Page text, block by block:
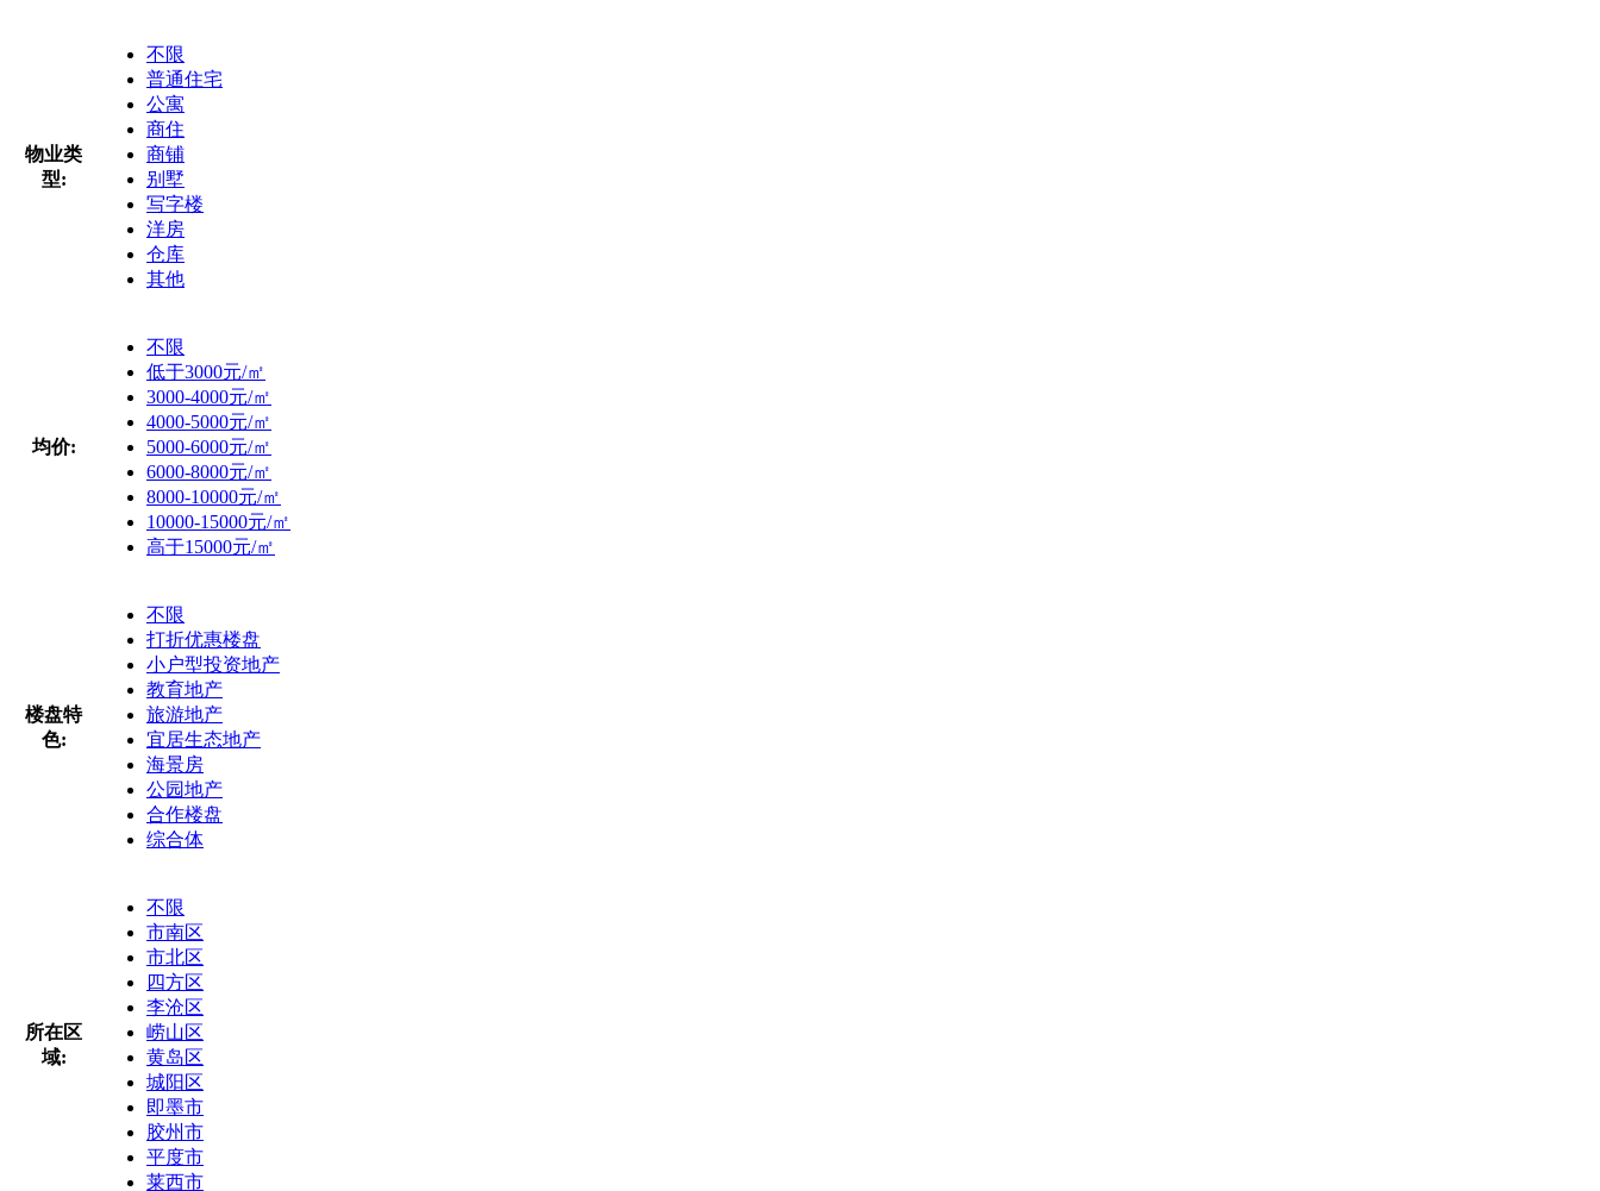
物业类
型:
不限
普通住宅
公寓
商住
商铺
别墅
写字楼
洋房
仓库
其他
均价:
不限
低于3000元/㎡
3000-4000元/㎡
4000-5000元/㎡
5000-6000元/㎡
6000-8000元/㎡
8000-10000元/㎡
10000-15000元/㎡
高于15000元/㎡
楼盘特
色:
不限
打折优惠楼盘
小户型投资地产
教育地产
旅游地产
宜居生态地产
海景房
公园地产
合作楼盘
综合体
所在区
域:
不限
市南区
市北区
四方区
李沧区
崂山区
黄岛区
城阳区
即墨市
胶州市
平度市
莱西市